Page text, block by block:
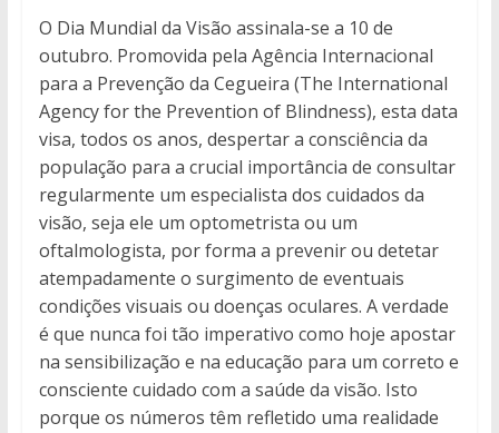
O Dia Mundial da Visão assinala-se a 10 de
outubro. Promovida pela Agência Internacional
para a Prevenção da Cegueira (The International
Agency for the Prevention of Blindness), esta data
visa, todos os anos, despertar a consciência da
população para a crucial importância de consultar
regularmente um especialista dos cuidados da
visão, seja ele um optometrista ou um
oftalmologista, por forma a prevenir ou detetar
atempadamente o surgimento de eventuais
condições visuais ou doenças oculares. A verdade
é que nunca foi tão imperativo como hoje apostar
na sensibilização e na educação para um correto e
consciente cuidado com a saúde da visão. Isto
porque os números têm refletido uma realidade